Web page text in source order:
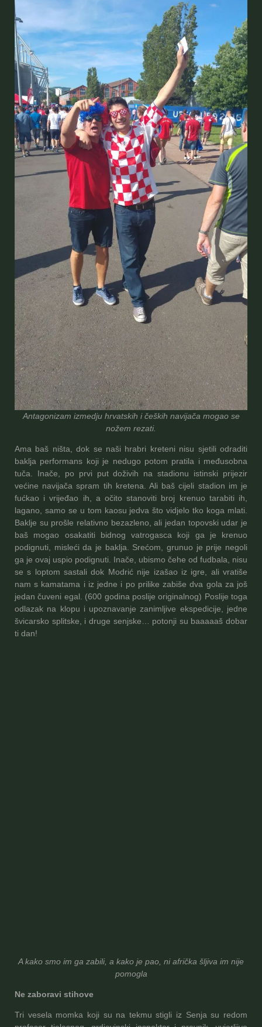
Antagonizam izmedju hrvatskih i čeških navijača mogao se
nožem rezati.
Ama baš ništa, dok se naši hrabri kreteni nisu sjetili odraditi
baklja performans koji je nedugo potom pratila i međusobna
tuča. Inače, po prvi put doživih na stadionu istinski prijezir
većine navijača spram tih kretena. Ali baš cijeli stadion im je
fućkao i vrijeđao ih, a očito stanoviti broj krenuo tarabiti ih,
lagano, samo se u tom kaosu jedva što vidjelo tko koga mlati.
Baklje su prošle relativno bezazleno, ali jedan topovski udar je
baš mogao osakatiti bidnog vatrogasca koji ga je krenuo
podignuti, misleći da je baklja. Srećom, grunuo je prije negoli
ga je ovaj uspio podignuti. Inače, ubismo čehe od fudbala, nisu
se s loptom sastali dok Modrić nije izašao iz igre, ali vratiše
nam s kamatama i iz jedne i po prilike zabiše dva gola za još
jedan čuveni egal. (600 godina poslije originalnog) Poslije toga
odlazak na klopu i upoznavanje zanimljive ekspedicije, jedne
švicarsko splitske, i druge senjske… potonji su baaaaaš dobar
ti dan!
A kako smo im ga zabili, a kako je pao, ni afrička šljiva im nije
pomogla
Ne zaboravi stihove
Tri vesela momka koji su na tekmu stigli iz Senja su redom